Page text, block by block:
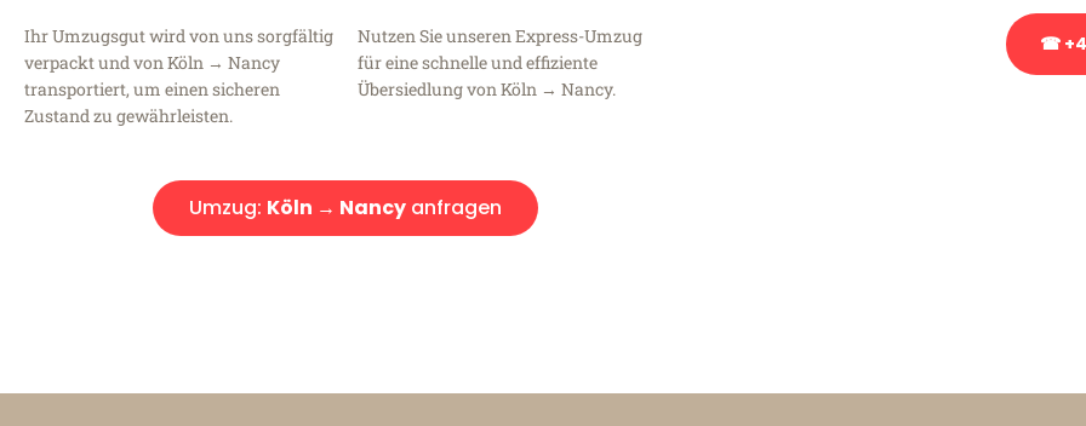
Ihr Umzugsgut wird von uns sorgfältig
verpackt und von Köln → Nancy
transportiert, um einen sicheren
Zustand zu gewährleisten.
Nutzen Sie unseren Express-Umzug
für eine schnelle und effiziente
Übersiedlung von Köln → Nancy.
Umzug: Köln → Nancy anfragen
☎